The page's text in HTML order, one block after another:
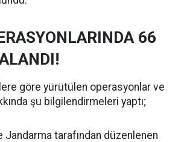
66
göre yürütülen operasyonlar ve
şu bilgilendirmeleri yaptı;
Jandarma tarafından düzenlenen